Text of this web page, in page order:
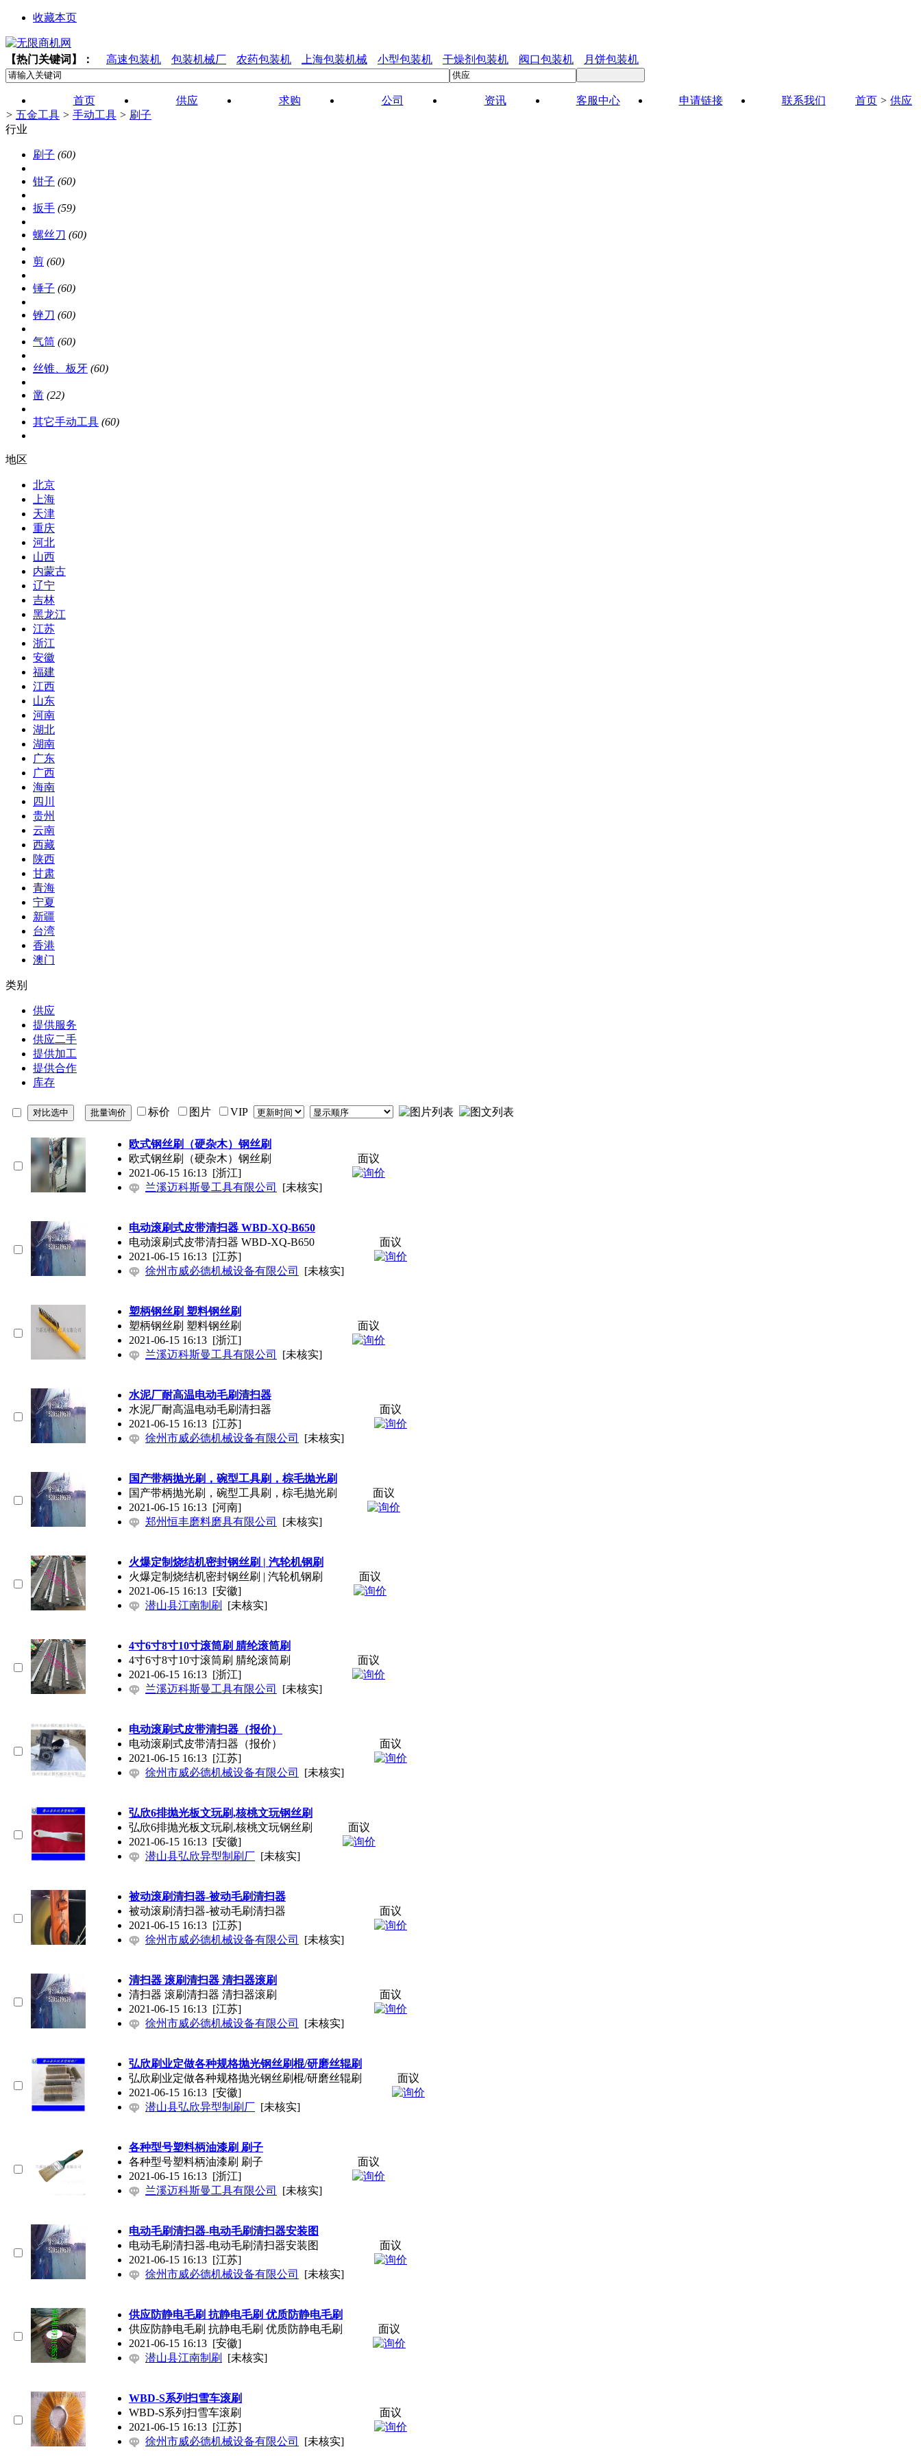
收藏本页
【热门关键词】： 高速包装机 包装机械厂 农药包装机 上海包装机械 小型包装机 干燥剂包装机 阀口包装机 月饼包装机
首页 供应 求购 公司 资讯 客服中心 申请链接 联系我们 首页 > 供应
> 五金工具 > 手动工具 > 刷子
行业
刷子 (60)
钳子 (60)
扳手 (59)
螺丝刀 (60)
剪 (60)
锤子 (60)
锉刀 (60)
气筒 (60)
丝锥、板牙 (60)
凿 (22)
其它手动工具 (60)
地区
北京
上海
天津
重庆
河北
山西
内蒙古
辽宁
吉林
黑龙江
江苏
浙江
安徽
福建
江西
山东
河南
湖北
湖南
广东
广西
海南
四川
贵州
云南
西藏
陕西
甘肃
青海
宁夏
新疆
台湾
香港
澳门
类别
供应
提供服务
供应二手
提供加工
提供合作
库存
标价 图片 VIP
欧式钢丝刷（硬杂木）钢丝刷
欧式钢丝刷（硬杂木）钢丝刷
2021-06-15 16:13 [浙江]
兰溪迈科斯曼工具有限公司
[未核实]
面议
电动滚刷式皮带清扫器 WBD-XQ-B650
电动滚刷式皮带清扫器 WBD-XQ-B650
2021-06-15 16:13 [江苏]
徐州市威必德机械设备有限公司
[未核实]
面议
塑柄钢丝刷 塑料钢丝刷
塑柄钢丝刷 塑料钢丝刷
2021-06-15 16:13 [浙江]
兰溪迈科斯曼工具有限公司
[未核实]
面议
水泥厂耐高温电动毛刷清扫器
水泥厂耐高温电动毛刷清扫器
2021-06-15 16:13 [江苏]
徐州市威必德机械设备有限公司
[未核实]
面议
国产带柄抛光刷，碗型工具刷，棕毛抛光刷
国产带柄抛光刷，碗型工具刷，棕毛抛光刷
2021-06-15 16:13 [河南]
郑州恒丰磨料磨具有限公司
[未核实]
面议
火爆定制烧结机密封钢丝刷 | 汽轮机钢刷
火爆定制烧结机密封钢丝刷 | 汽轮机钢刷
2021-06-15 16:13 [安徽]
潜山县江南制刷
[未核实]
面议
4寸6寸8寸10寸滚筒刷 腈纶滚筒刷
4寸6寸8寸10寸滚筒刷 腈纶滚筒刷
2021-06-15 16:13 [浙江]
兰溪迈科斯曼工具有限公司
[未核实]
面议
电动滚刷式皮带清扫器（报价）
电动滚刷式皮带清扫器（报价）
2021-06-15 16:13 [江苏]
徐州市威必德机械设备有限公司
[未核实]
面议
弘欣6排抛光板文玩刷,核桃文玩钢丝刷
弘欣6排抛光板文玩刷,核桃文玩钢丝刷
2021-06-15 16:13 [安徽]
潜山县弘欣异型制刷厂 [未核实]
面议
被动滚刷清扫器-被动毛刷清扫器
被动滚刷清扫器-被动毛刷清扫器
2021-06-15 16:13 [江苏]
徐州市威必德机械设备有限公司
[未核实]
面议
清扫器 滚刷清扫器 清扫器滚刷
清扫器 滚刷清扫器 清扫器滚刷
2021-06-15 16:13 [江苏]
徐州市威必德机械设备有限公司
[未核实]
面议
弘欣刷业定做各种规格抛光钢丝刷棍/研磨丝辊刷
弘欣刷业定做各种规格抛光钢丝刷棍/研磨丝辊刷
2021-06-15 16:13 [安徽]
潜山县弘欣异型制刷厂 [未核实]
面议
各种型号塑料柄油漆刷 刷子
各种型号塑料柄油漆刷 刷子
2021-06-15 16:13 [浙江]
兰溪迈科斯曼工具有限公司
[未核实]
面议
电动毛刷清扫器-电动毛刷清扫器安装图
电动毛刷清扫器-电动毛刷清扫器安装图
2021-06-15 16:13 [江苏]
徐州市威必德机械设备有限公司
[未核实]
面议
供应防静电毛刷 抗静电毛刷 优质防静电毛刷
供应防静电毛刷 抗静电毛刷 优质防静电毛刷
2021-06-15 16:13 [安徽]
潜山县江南制刷
[未核实]
面议
WBD-S系列扫雪车滚刷
WBD-S系列扫雪车滚刷
2021-06-15 16:13 [江苏]
徐州市威必德机械设备有限公司
[未核实]
面议